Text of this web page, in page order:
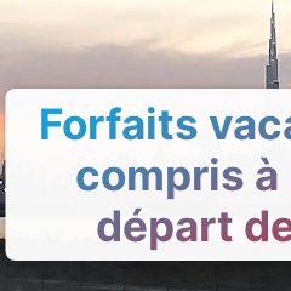
Forfaits
compris à
départ